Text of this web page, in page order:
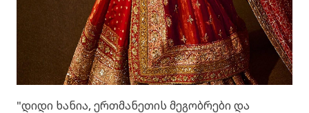
"დიდი ხანია, ერთმანეთის მეგობრები და